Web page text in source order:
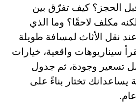
الحجز؟ كيف تفرّق بين
مكلف لاحقًا؟ وما الذي
عند نقل الأثاث لمسافة طويلة
سيناريوهات واقعية، خيارات
تسعير وجودة، ثم جدول
يساعدانك تختار بناءً على